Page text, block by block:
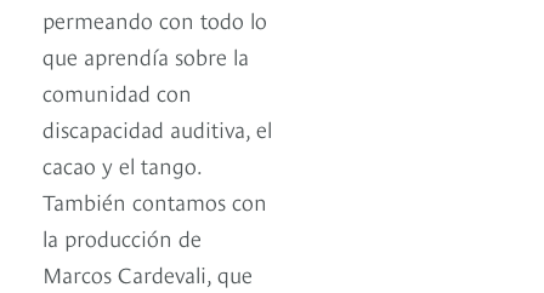
permeando con todo lo
que aprendía sobre la
comunidad con
discapacidad auditiva, el
cacao y el tango.
También contamos con
la producción de
Marcos Cardevali, que